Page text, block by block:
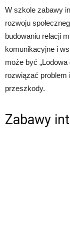
W szkole zabawy
rozwoju
budowaniu relacji
komunikacyjne i
może być
rozwiązać problem
przeszkody.
Zabawy